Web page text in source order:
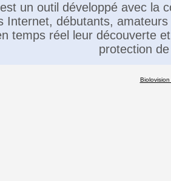
un outil développé avec la
Internet, débutants,
temps réel leur découverte
protection
Biolovision